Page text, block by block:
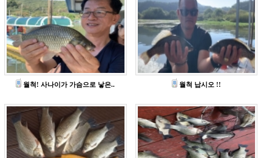
월척! 사나이가 가슴으로 낳은.. 월척 납시오 !!